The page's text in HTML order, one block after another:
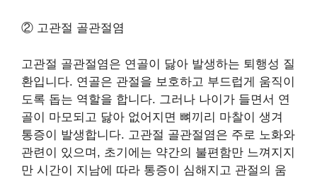
② 고관절 골관절염
고관절 골관절염은 연골이 닳아 발생하는 퇴행성 질
환입니다. 연골은 관절을 보호하고 부드럽게 움직이
도록 돕는 역할을 합니다. 그러나 나이가 들면서 연
골이 마모되고 닳아 없어지면 뼈끼리 마찰이 생겨
통증이 발생합니다. 고관절 골관절염은 주로 노화와
관련이 있으며, 초기에는 약간의 불편함만 느껴지지
만 시간이 지남에 따라 통증이 심해지고 관절의 움